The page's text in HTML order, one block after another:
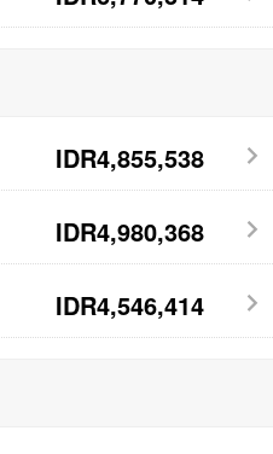
IDR4,855,538
IDR4,980,368
IDR4,546,414